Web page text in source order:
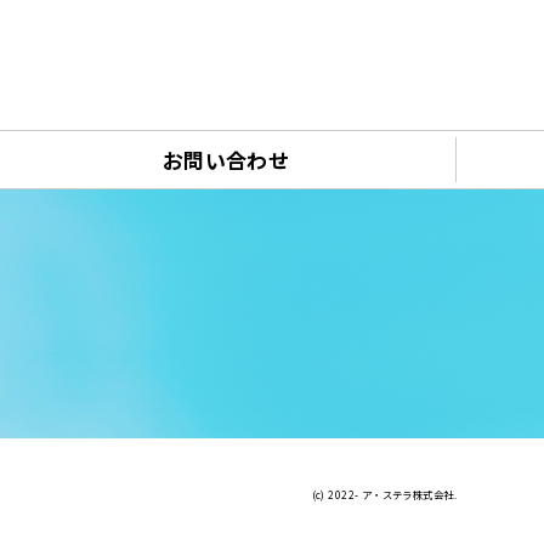
お問い合わせ
(c) 2022- ア・ステラ株式会社.